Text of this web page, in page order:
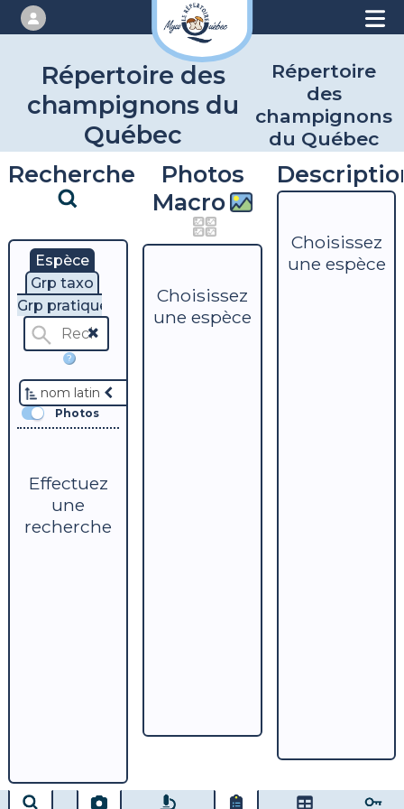
Répertoire des
champignons du
Québec
Répertoire
des
champignons
du Québec
Recherche
Espèce
Grp taxo
Grp pratique
?
nom latin
Photos
Effectuez
une
recherche
Photos
Macro
Choisissez
une espèce
Choisissez
une espèce